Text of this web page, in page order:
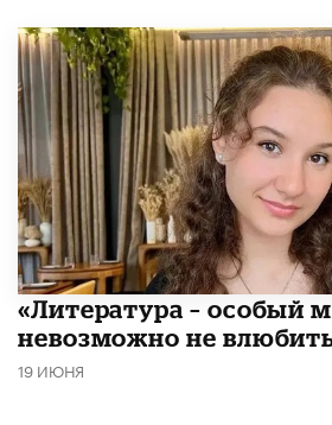
​«Литература – особый
невозможно не
19 ИЮНЯ